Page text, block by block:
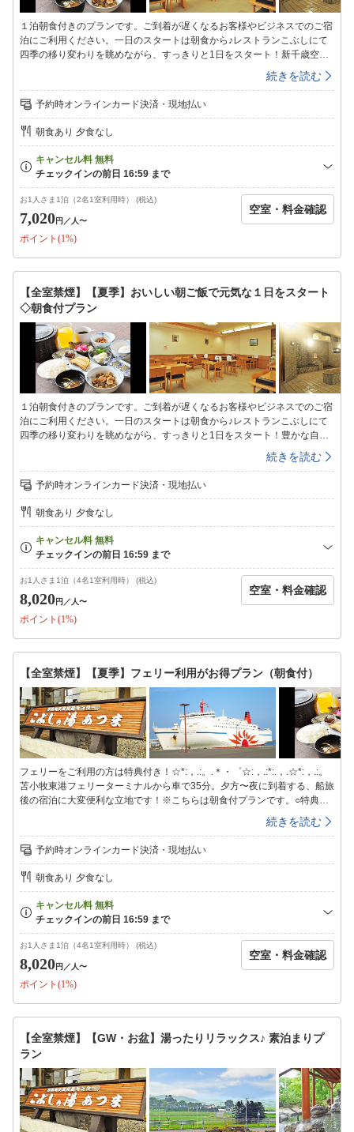
１泊朝食付きのプランです。ご到着が遅くなるお客様やビジネスでのご宿
泊にご利用ください。一日のスタートは朝食から♪レストランこぶしにて
四季の移り変わりを眺めながら、すっきりと1日をスタート！新千歳空
港、苫小牧フェリーターミナルからも近い「こぶしの湯あつま」豊かな自
然と田園風景に囲まれた、露天風呂と地物料理が自慢の公共の温浴・宿泊
施設です。■お風呂■〜1日の疲れを癒す自慢のお風呂〜ラジウム鉱石のパ
ワーを秘めたラドン湯を始め、泡風呂、露天風呂、水風呂、サウナなど多
彩なお風呂をご用意しております。情緒あふれる露天風呂では四季折々の
景色を感じながらゆったりとご入浴頂けます。＜ご利用時間＞24:00まで
翌日は6:00〜8:00（サウナは10:00〜21:00）■夕食のご案内■〜地元の新
鮮な素材が好評〜＜食事会場＞：レストランこぶし＜営業時間＞：
17:00〜20:00（ラストオーダー19:30）■インターネット■ホテル館内(ロ
ビー等)にてインターネット無線LAN接続が可能です。チェックイン＝
続きを読む
予約時オンラインカード決済・現地払い
朝食あり 夕食なし
お1人さま1泊（2名1室利用時） (税込)
7,020円 ／人〜
ポイント(1%)
空室・料金確認
【全室禁煙】【夏季】おいしい朝ご飯で元気な１日をスタート
◇朝食付プラン
１泊朝食付きのプランです。ご到着が遅くなるお客様やビジネスでのご宿
泊にご利用ください。一日のスタートは朝食から♪レストランこぶしにて
四季の移り変わりを眺めながら、すっきりと1日をスタート！豊かな自然
と田園風景に囲まれた、露天風呂と地物料理が自慢の公共の温浴・宿泊施
設です。■お風呂■〜1日の疲れを癒す自慢のお風呂〜ラジウム鉱石のパワ
ーを秘めたラドン湯を始め、泡風呂、打たせ湯、露天風呂、水風呂、サウ
ナなど多彩なお風呂をご用意しております。情緒あふれる露天風呂では四
季折々の景色を感じながらゆったりとご入浴頂けます。＜ご利用時間＞
24:00まで翌日は6:00〜8:00（サウナは10:00〜21:00）■夕食のご案内■〜
地元の新鮮な素材が好評〜＜食事会場＞：レストランこぶし＜営業時間
＞：17:00〜20:00（ラストオーダー19:30）■インターネット■ホテル館内
(ロビー等)にてインターネット無線LAN接続が可能です。チェックイン＝
15：00〜23：00チェックアウト＝10：00
続きを読む
予約時オンラインカード決済・現地払い
朝食あり 夕食なし
お1人さま1泊（4名1室利用時） (税込)
8,020円 ／人〜
ポイント(1%)
空室・料金確認
【全室禁煙】【夏季】フェリー利用がお得プラン（朝食付）
フェリーをご利用の方は特典付き！☆*:，.:。.＊・゜☆:，.:*:.，.☆*:，.:。
苫小牧東港フェリーターミナルから車で35分。夕方〜夜に到着する、船旅
後の宿泊に大変便利な立地です！※こちらは朝食付プランです。○特典無
料日帰り入浴券付チェックイン時にフェリーへの乗船を証明できるもの
（お客様控え、クーポン券など）をご提示ください。■お風呂■〜1日の疲
れを癒す自慢のお風呂〜ラジウム鉱石のパワーを秘めたラドン湯を始め、
泡風呂、打たせ湯、露天風呂、水風呂、サウナなど多彩なお風呂をご用意
しております。情緒あふれる露天風呂では四季折々の景色を感じながらゆ
ったりとご入浴頂けます。＜ご利用時間＞24:00まで翌日は6:00〜
8:00（サウナは10:00〜21:00）■夕食のご案内■〜地元の新鮮な素材が好
評〜＜食事会場＞：レストランこぶし＜営業時間＞：17:00〜20:00（ラス
トオーダー19:30）■インターネット■ホテル館内(ロビー等)にてインター
ネット無線LAN接続が可能です。
続きを読む
予約時オンラインカード決済・現地払い
朝食あり 夕食なし
お1人さま1泊（4名1室利用時） (税込)
8,020円 ／人〜
ポイント(1%)
空室・料金確認
【全室禁煙】【GW・お盆】湯ったりリラックス♪ 素泊まりプ
ラン